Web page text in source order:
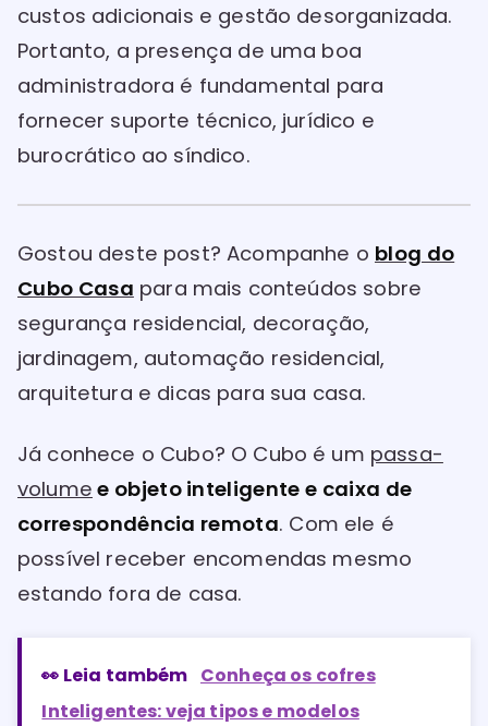
custos adicionais e gestão desorganizada.
Portanto, a presença de uma boa
administradora é fundamental para
fornecer suporte técnico, jurídico e
burocrático ao síndico.
Gostou deste post? Acompanhe o blog do
Cubo Casa para mais conteúdos sobre
segurança residencial, decoração,
jardinagem, automação residencial,
arquitetura e dicas para sua casa.
Já conhece o Cubo? O Cubo é um passa-
volume e objeto inteligente e caixa de
correspondência remota. Com ele é
possível receber encomendas mesmo
estando fora de casa.
👀 Leia também Conheça os cofres
Inteligentes: veja tipos e modelos